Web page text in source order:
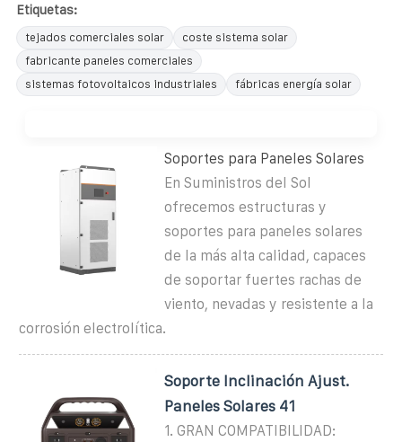
Etiquetas:
tejados comerciales solar
coste sistema solar
fabricante paneles comerciales
sistemas fotovoltaicos industriales
fábricas energía solar
Soportes para Paneles Solares
En Suministros del Sol
ofrecemos estructuras y
soportes para paneles solares
de la más alta calidad, capaces
de soportar fuertes rachas de
viento, nevadas y resistente a la
corrosión electrolítica.
Soporte Inclinación Ajust.
Paneles Solares 41
1. GRAN COMPATIBILIDAD: